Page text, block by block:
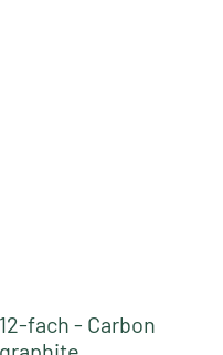
fach - Carbon